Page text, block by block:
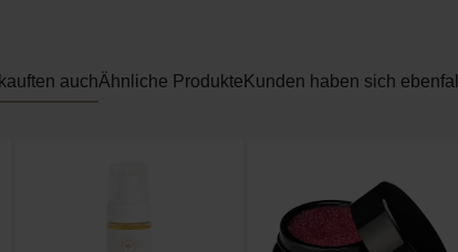
auchÄhnliche Produkte Kunden haben sich